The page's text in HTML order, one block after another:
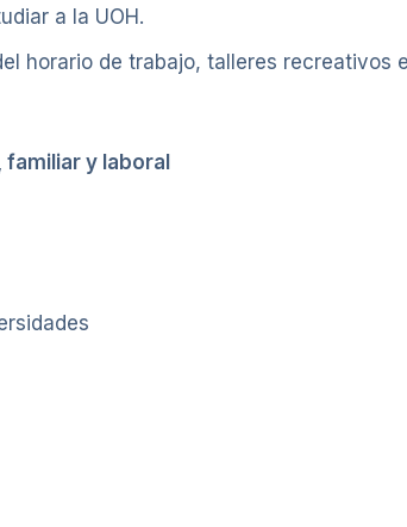
a la UOH.
horario de trabajo, talleres recreativos
familiar y laboral